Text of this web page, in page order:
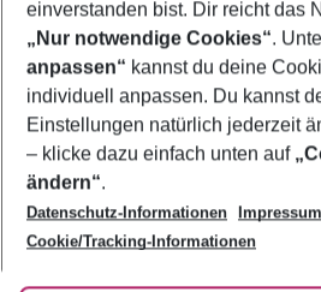
Footer
Footer navigation
Über uns
AGB
Bestpreisgarantie
Cookie-Einstellungen ändern
Cookie-Richtlinie
Agenturbetreuung
Barrierefreies Reisen
Folge uns
einverstanden bist. Dir reicht das
„Nur notwendige Cookies“.
anpassen“ kannst du deine
individuell anpassen. Du kannst
Einstellungen natürlich jederzeit
– klicke dazu einfach unten auf
ändern“.
Datenschutz-Informationen
Impressum
Cookie/Tracking-Informationen